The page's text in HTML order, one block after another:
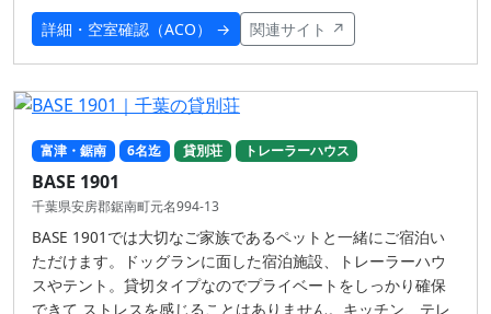
詳細・空室確認（ACO） → 関連サイト ↗
富津・鋸南 6名迄 貸別荘 トレーラーハウス
BASE 1901
千葉県安房郡鋸南町元名994-13
BASE 1901では大切なご家族であるペットと一緒にご宿泊い
ただけます。ドッグランに面した宿泊施設、トレーラーハウ
スやテント。貸切タイプなのでプライベートをしっかり確保
できて ストレスを感じることはありません。キッチン、テレ